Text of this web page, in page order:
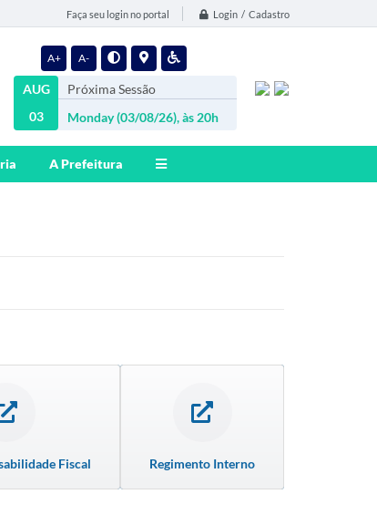
Faça seu login no portal Login / Cadastro
A+ A-
AUG
03
Próxima Sessão
Monday (03/08/26), às 20h
A Prefeitura
Fiscal Regimento Interno